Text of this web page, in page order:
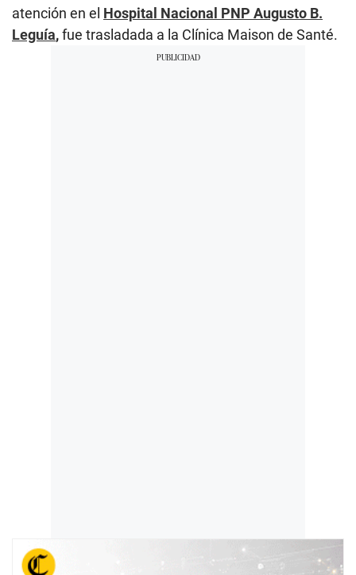
atención en el Hospital Nacional PNP Augusto B.
Leguía,fue trasladada a la Clínica Maison de Santé.